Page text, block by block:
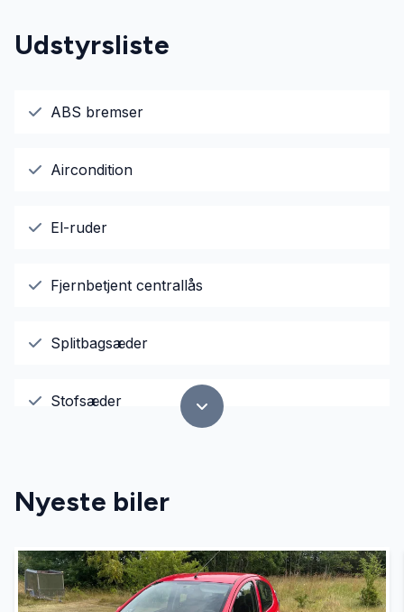
Udstyrsliste
ABS bremser
Aircondition
El-ruder
Fjernbetjent centrallås
Splitbagsæder
Stofsæder
Nyeste biler